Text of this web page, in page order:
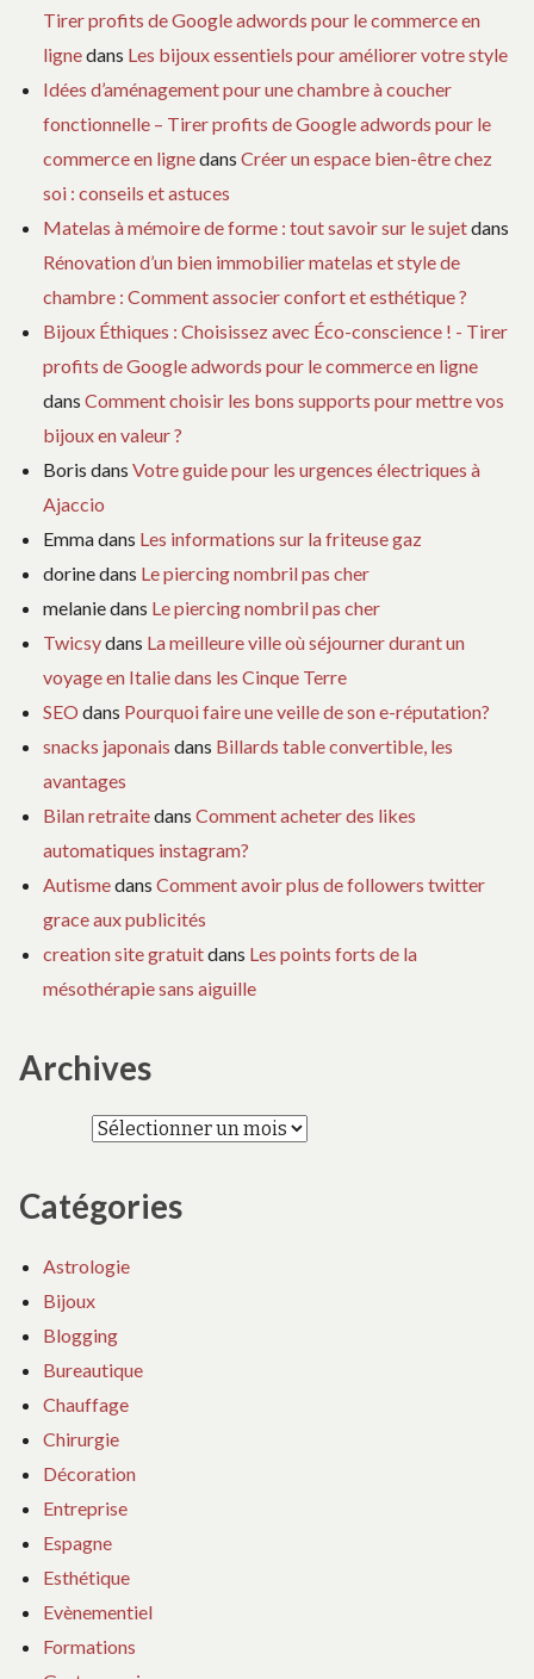
Tirer profits de Google adwords pour le commerce en
lignedans Les bijoux essentiels pour améliorer votre style
Idées d’aménagement pour une chambre à coucher
fonctionnelle – Tirer profits de Google adwords pour le
commerce en lignedans Créer un espace bien-être chez
soi : conseils et astuces
Matelas à mémoire de forme : tout savoir sur le sujetdans
Rénovation d’un bien immobilier matelas et style de
chambre : Comment associer confort et esthétique ?
Bijoux Éthiques : Choisissez avec Éco-conscience ! - Tirer
profits de Google adwords pour le commerce en ligne
dans Comment choisir les bons supports pour mettre vos
bijoux en valeur ?
Boris dans Votre guide pour les urgences électriques à
Ajaccio
Emmadans Les informations sur la friteuse gaz
dorinedans Le piercing nombril pas cher
melaniedans Le piercing nombril pas cher
Twicsydans La meilleure ville où séjourner durant un
voyage en Italie dans les Cinque Terre
SEO dans Pourquoi faire une veille de son e-réputation?
snacks japonais dans Billards table convertible, les
avantages
Bilan retraitedans Comment acheter des likes
automatiques instagram?
Autismedans Comment avoir plus de followers twitter
grace aux publicités
creation site gratuitdans Les points forts de la
mésothérapie sans aiguille
Archives
Catégories
Astrologie
Bijoux
Blogging
Bureautique
Chauffage
Chirurgie
Décoration
Entreprise
Espagne
Esthétique
Evènementiel
Formations